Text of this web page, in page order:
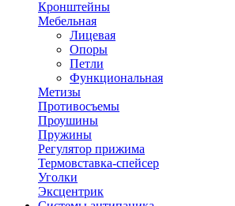
Кронштейны
Мебельная
Лицевая
Опоры
Петли
Функциональная
Метизы
Противосъемы
Проушины
Пружины
Регулятор прижима
Термовставка-спейсер
Уголки
Эксцентрик